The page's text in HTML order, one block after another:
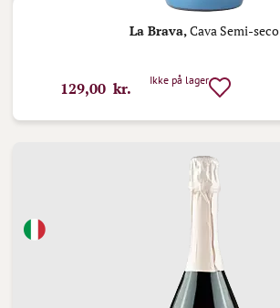
La Brava,Cava Semi-seco
129,00 kr. Ikke på lager